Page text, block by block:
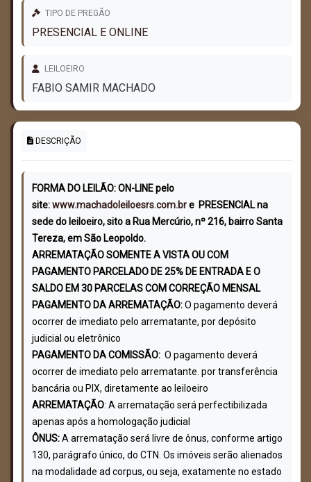
TIPO DE PREGÃO
PRESENCIAL E ONLINE
LEILOEIRO
FABIO SAMIR MACHADO
DESCRIÇÃO
FORMA DO LEILÃO: ON-LINE pelo
site:www.machadoleiloesrs.com.bre PRESENCIAL na
sede do leiloeiro, sito a Rua Mercúrio, nº 216, bairro Santa
Tereza, em São Leopoldo.
ARREMATAÇÃO SOMENTE A VISTA OU COM
PAGAMENTO PARCELADO DE 25% DE ENTRADA E O
SALDO EM 30 PARCELAS COM CORREÇÃO MENSAL
PAGAMENTO DA ARREMATAÇÃO:O pagamento deverá
ocorrer de imediato pelo arrematante, por depósito
judicial ou eletrônico
PAGAMENTO DA COMISSÃO: O pagamento deverá
ocorrer de imediato pelo arrematante. por transferência
bancária ou PIX, diretamente ao leiloeiro
ARREMATAÇÃO: A arrematação será perfectibilizada
apenas após a homologação judicial
ÔNUS:A arrematação será livre de ônus, conforme artigo
130, parágrafo único, do CTN. Os imóveis serão alienados
na modalidade ad corpus, ou seja, exatamente no estado